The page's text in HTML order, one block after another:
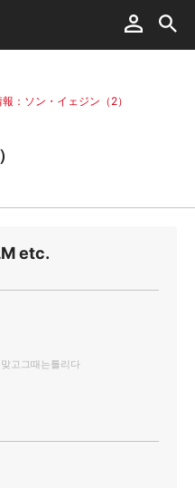
報：ソン・イェジン（2）
etc.
고그때는틀리다